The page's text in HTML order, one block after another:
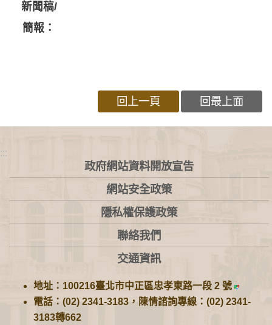
新聞稿/
簡報：
回上一頁 回最上面
:::
政府網站資料開放宣告
網站安全政策
隱私權保護政策
聯絡我們
交通資訊
地址：100216臺北市中正區忠孝東路一段 2 號
電話：(02) 2341-3183，陳情諮詢專線：(02) 2341-
3183轉662